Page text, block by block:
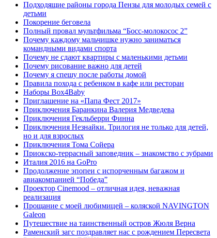
Подходящие районы города Пензы для молодых семей с
детьми
Покорение беговела
Полный провал мультфильма “Босс-молокосос 2”
Почему каждому мальчишке нужно заниматься
командными видами спорта
Почему не сдают квартиры с маленькими детьми
Почему рисование важно для детей
Почему я спешу после работы домой
Правила похода с ребенком в кафе или ресторан
Наборы Box4Baby
Приглашение на «Папа Фест 2017»
Приключения Баранкина Валерия Медведева
Приключения Гекльберри Финна
Приключения Незнайки. Трилогия не только для детей,
но и для взрослых
Приключения Тома Сойера
Приокско-террасный заповедник – знакомство с зубрами
Италия 2016 на GoPro
Продолжение эпопеи с испорченным багажом и
авиакомпанией “Победа”
Проектор Cinemood – отличная идея, неважная
реализация
Прощание с моей любимицей – коляской NAVINGTON
Galeon
Путешествие на таинственный остров Жюля Верна
Раменский загс поздравляет нас с рождением Пересвета